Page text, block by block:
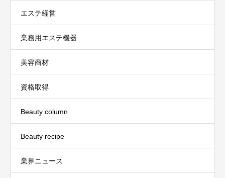
エステ経営
業務用エステ機器
美容商材
資格取得
Beauty column
Beauty recipe
業界ニュース